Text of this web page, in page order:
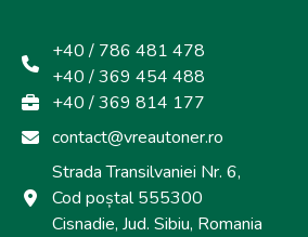
+40 / 786 481 478
+40 / 369 454 488
+40 / 369 814 177
contact@vreautoner.ro
Strada Transilvaniei Nr. 6,
Cod poștal 555300
Cisnadie, Jud. Sibiu, Romania